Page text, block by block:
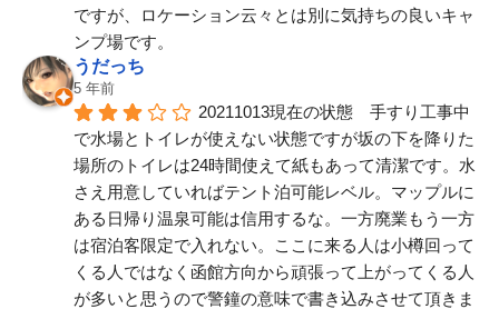
ですが、ロケーション云々とは別に気持ちの良いキャ
ンプ場です。
うだっち
5 年前
20211013現在の状態　手すり工事中
で水場とトイレが使えない状態ですが坂の下を降りた
場所のトイレは24時間使えて紙もあって清潔です。水
さえ用意していればテント泊可能レベル。マップルに
ある日帰り温泉可能は信用するな。一方廃業もう一方
は宿泊客限定で入れない。ここに来る人は小樽回って
くる人ではなく函館方向から頑張って上がってくる人
が多いと思うので警鐘の意味で書き込みさせて頂きま